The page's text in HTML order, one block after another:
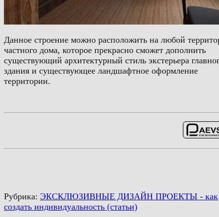
Данное строение можно расположить на любой
частного дома, которое прекрасно сможет дополнить
существующий архитектурный стиль экстерьера
здания и существующее ландшафтное оформление
территории.
Рубрика: ЭКСКЛЮЗИВНЫЕ ДИЗАЙН ПРОЕКТЫ - как
создать индивидуальность (статьи)